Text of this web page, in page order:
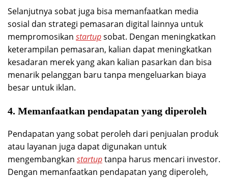
Selanjutnya sobat juga bisa memanfaatkan media
sosial dan strategi pemasaran digital lainnya untuk
mempromosikan startupsobat. Dengan meningkatkan
keterampilan pemasaran, kalian dapat meningkatkan
kesadaran merek yang akan kalian pasarkan dan bisa
menarik pelanggan baru tanpa mengeluarkan biaya
besar untuk iklan.
4. Memanfaatkan pendapatan yang diperoleh
Pendapatan yang sobat peroleh dari penjualan produk
atau layanan juga dapat digunakan untuk
mengembangkan startuptanpa harus mencari investor.
Dengan memanfaatkan pendapatan yang diperoleh,